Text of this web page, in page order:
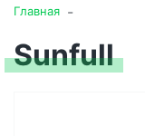
Главная -
Sunfull